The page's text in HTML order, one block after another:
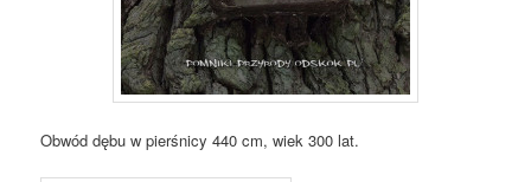
Obwód dębu w pierśnicy 440 cm, wiek 300 lat.